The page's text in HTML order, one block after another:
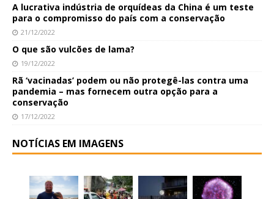
A lucrativa indústria de orquídeas da China é um teste
para o compromisso do país com a conservação
21/12/2022
O que são vulcões de lama?
19/12/2022
Rã ‘vacinadas’ podem ou não protegê-las contra uma
pandemia – mas fornecem outra opção para a
conservação
17/12/2022
NOTÍCIAS EM IMAGENS